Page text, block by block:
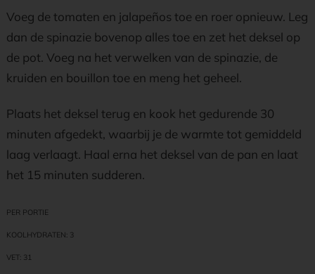
Voeg de tomaten en jalapeños toe en roer opnieuw. Leg
dan de spinazie bovenop alles toe en zet het deksel op
de pot. Voeg na het verwelken van de spinazie, de
kruiden en bouillon toe en meng het geheel.
Plaats het deksel terug en kook het gedurende 30
minuten afgedekt, waarbij je de warmte tot gemiddeld
laag verlaagt. Haal erna het deksel van de pan en laat
het 15 minuten sudderen.
PER PORTIE
KOOLHYDRATEN: 3
VET: 31